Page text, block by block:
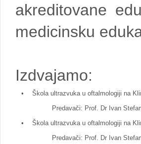
akreditovane
medicinsku
Izdvajamo:
•
Škola ultrazvuka u oftalmologiji na
Predavači: Prof. Dr Ivan
•
Škola ultrazvuka u oftalmologiji na
Predavači: Prof. Dr Ivan